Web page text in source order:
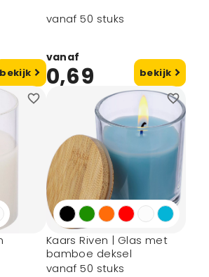
bekijk
vanaf 50 stuks
vanaf
0,69 bekijk
Kaars Riven | Glas met
bamboe deksel
vanaf 50 stuks